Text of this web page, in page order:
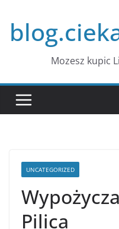
treści
Mozesz kupic
UNCATEGORIZED
Pilica